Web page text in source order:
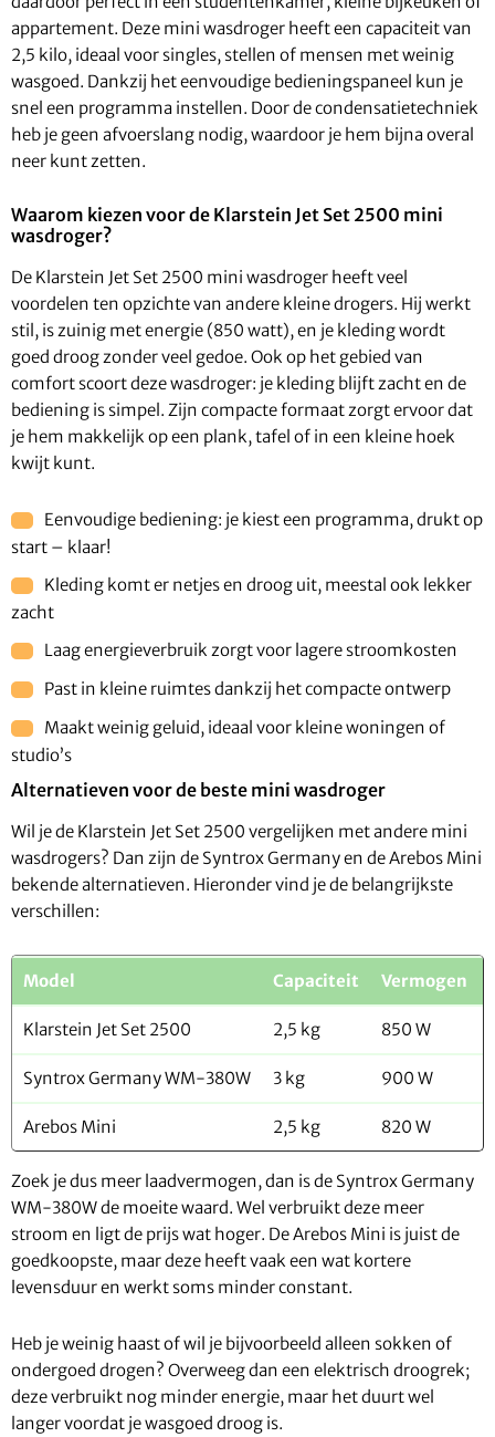
appartement. Deze mini wasdroger heeft een capaciteit van
2,5 kilo, ideaal voor singles, stellen of mensen met weinig
wasgoed. Dankzij het eenvoudige bedieningspaneel kun je
snel een programma instellen. Door de condensatietechniek
heb je geen afvoerslang nodig, waardoor je hem bijna overal
neer kunt zetten.
Waarom kiezen voor de Klarstein Jet Set 2500 mini
wasdroger?
De Klarstein Jet Set 2500 mini wasdroger heeft veel
voordelen ten opzichte van andere kleine drogers. Hij werkt
stil, is zuinig met energie (850 watt), en je kleding wordt
goed droog zonder veel gedoe. Ook op het gebied van
comfort scoort deze wasdroger: je kleding blijft zacht en de
bediening is simpel. Zijn compacte formaat zorgt ervoor dat
je hem makkelijk op een plank, tafel of in een kleine hoek
kwijt kunt.
Eenvoudige bediening: je kiest een programma, drukt op
start – klaar!
Kleding komt er netjes en droog uit, meestal ook lekker
zacht
Laag energieverbruik zorgt voor lagere stroomkosten
Past in kleine ruimtes dankzij het compacte ontwerp
Maakt weinig geluid, ideaal voor kleine woningen of
studio’s
Alternatieven voor de beste mini wasdroger
Wil je de Klarstein Jet Set 2500 vergelijken met andere mini
wasdrogers? Dan zijn de Syntrox Germany en de Arebos Mini
bekende alternatieven. Hieronder vind je de belangrijkste
verschillen:
Model Capaciteit Vermogen
Klarstein Jet Set 2500 2,5 kg 850 W
Syntrox Germany WM-380W 3 kg 900 W
Arebos Mini 2,5 kg 820 W
Zoek je dus meer laadvermogen, dan is de Syntrox Germany
WM-380W de moeite waard. Wel verbruikt deze meer
stroom en ligt de prijs wat hoger. De Arebos Mini is juist de
goedkoopste, maar deze heeft vaak een wat kortere
levensduur en werkt soms minder constant.
Heb je weinig haast of wil je bijvoorbeeld alleen sokken of
ondergoed drogen? Overweeg dan een elektrisch droogrek;
deze verbruikt nog minder energie, maar het duurt wel
langer voordat je wasgoed droog is.